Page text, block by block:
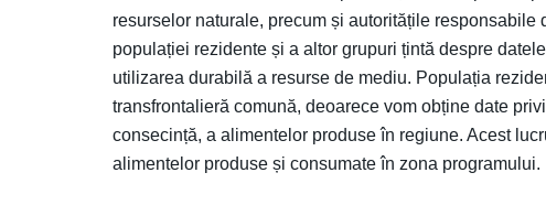
resurselor naturale, precum și autoritățile
populației rezidente și a altor grupuri țintă despre
utilizarea durabilă a resurse de mediu. Populația
transfrontalieră comună, deoarece vom obține date
consecință, a alimentelor produse în regiune. Acest
alimentelor produse și consumate în zona programului.